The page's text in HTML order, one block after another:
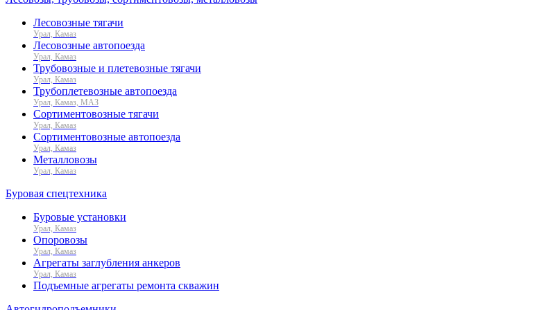
Лесовозные тягачи
Урал, Камаз
Лесовозные автопоезда
Урал, Камаз
Трубовозные и плетевозные тягачи
Урал, Камаз
Трубоплетевозные автопоезда
Урал, Камаз, МАЗ
Сортиментовозные тягачи
Урал, Камаз
Сортиментовозные автопоезда
Урал, Камаз
Металловозы
Урал, Камаз
Буровая спецтехника
Буровые установки
Урал, Камаз
Опоровозы
Урал, Камаз
Агрегаты заглубления анкеров
Урал, Камаз
Подъемные агрегаты ремонта скважин